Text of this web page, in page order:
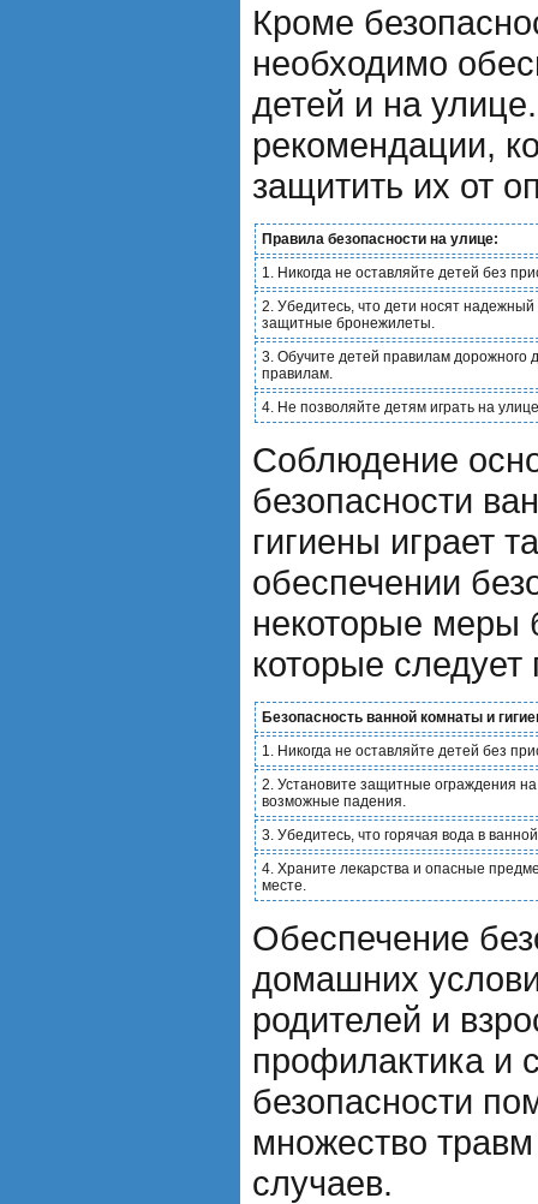
Кроме
необходимо
детей и на
рекомендации,
защитить их от
Правила безопасности на улице:
1. Никогда не оставляйте детей без
2. Убедитесь, что дети носят
защитные бронежилеты.
3. Обучите детей правилам дорожного
правилам.
4. Не позволяйте детям играть на
Соблюдение
безопасности
гигиены играет
обеспечении
некоторые меры
которые следует
Безопасность ванной комнаты и
1. Никогда не оставляйте детей без
2. Установите защитные ограждения
возможные падения.
3. Убедитесь, что горячая вода в
4. Храните лекарства и опасные
месте.
Обеспечение
домашних
родителей и
профилактика и
безопасности
множество
случаев.